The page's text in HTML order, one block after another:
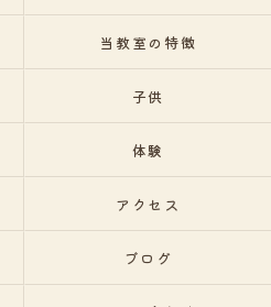
当教室の特徴
子供
体験
アクセス
ブログ